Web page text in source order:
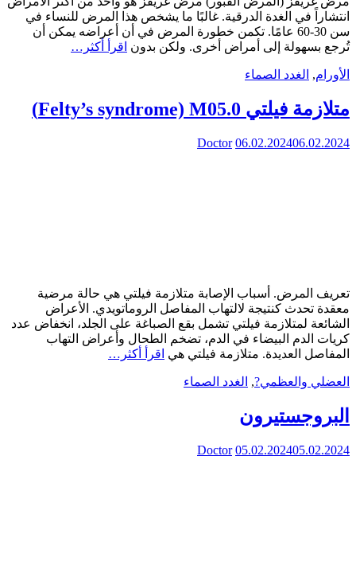
انتشاراً في الغدة الدرقية. غالبًا ما يشخص هذا المرض للنساء في
سن 30-60 عامًا. تكمن خطورة المرض في أن أعراضه يمكن أن
تُرجع بسهولة إلى أمراض أخرى. ولكن بدون اقرأ أكثر…
الأورام, الغدد الصماء
متلازمة فيلتي Felty’s syndrome) M05.0)
06.02.202406.02.2024
Doctor
تعريف المرض. أسباب الإصابة متلازمة فيلتي هي حالة مرضية
معقدة تحدث كنتيجة لالتهاب المفاصل الروماتويدي. الأعراض
الشائعة لمتلازمة فيلتي تشمل بقع الصباغة على الجلد، انخفاض عدد
كريات الدم البيضاء في الدم، تضخم الطحال وأعراض التهاب
المفاصل العديدة. متلازمة فيلتي هي اقرأ أكثر…
العضلي والعظمي?, الغدد الصماء
البروجستيرون
05.02.202405.02.2024
Doctor